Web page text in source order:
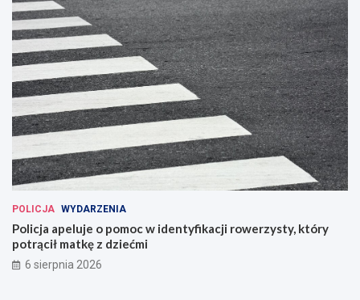
POLICJA WYDARZENIA
Policja apeluje o pomoc w identyfikacji rowerzysty, który
potrącił matkę z dziećmi
6 sierpnia 2026